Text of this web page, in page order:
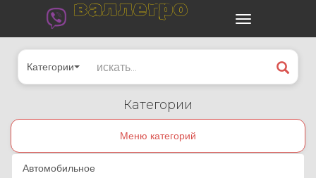
валлегро
Категории
Категории
Меню категорий
Автомобильное